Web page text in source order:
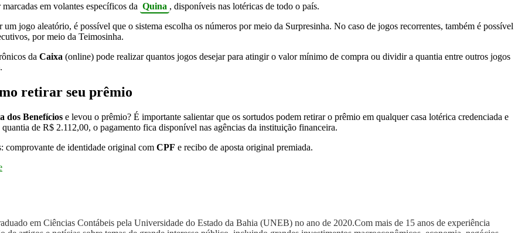
em volantes específicos da Quina , disponíveis nas lotéricas de todo o país.
jogo aleatório, é possível que o sistema escolha os números por meio da Surpresinha. No caso de jogos recorrentes, também é possível
por meio da Teimosinha.
da Caixa (online) pode realizar quantos jogos desejar para atingir o valor mínimo de compra ou dividir a quantia entre outros jogos
retirar seu prêmio
dos Benefícios e levou o prêmio? É importante salientar que os sortudos podem retirar o prêmio em qualquer casa lotérica credenciada e
de R$ 2.112,00, o pagamento fica disponível nas agências da instituição financeira.
comprovante de identidade original com CPF e recibo de aposta original premiada.
em Ciências Contábeis pela Universidade do Estado da Bahia (UNEB) no ano de 2020.Com mais de 15 anos de experiência